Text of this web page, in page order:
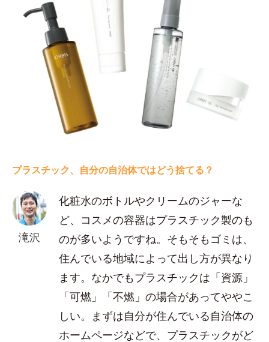
プラスチック、自分の自治体ではどう捨てる？
滝沢
化粧水のボトルやクリームのジャーな
ど、コスメの容器はプラスチック製のも
のが多いようですね。そもそもゴミは、
住んでいる地域によって出し方が異なり
ます。なかでもプラスチックは「資源」
「可燃」「不燃」の場合があってややこ
しい。まずは自分が住んでいる自治体の
ホームページなどで、プラスチックがど